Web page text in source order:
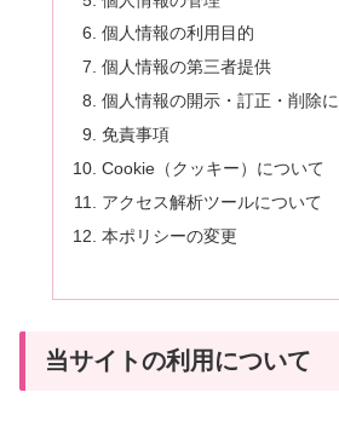
個人情報の利用目的
個人情報の第三者提供
個人情報の開示・訂正・削除
免責事項
Cookie（クッキー）について
アクセス解析ツールについて
本ポリシーの変更
当サイトの利用について